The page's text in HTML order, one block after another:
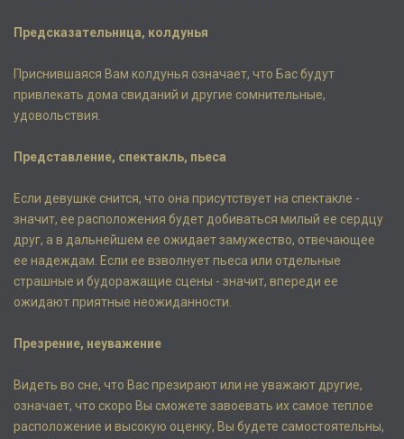
Предсказательница, колдунья
Приснившаяся Вам колдунья означает, что Бас будут
привлекать дома свиданий и другие сомнительные,
удовольствия.
Представление, спектакль, пьеса
Если девушке снится, что она присутствует на спектакле -
значит, ее расположения будет добиваться милый ее сердцу
друг, а в дальнейшем ее ожидает замужество, отвечающее
ее надеждам. Если ее взволнует пьеса или отдельные
страшные и будоражащие сцены - значит, впереди ее
ожидают приятные неожиданности.
Презрение, неуважение
Видеть во сне, что Вас презирают или не уважают другие,
означает, что скоро Вы сможете завоевать их самое теплое
расположение и высокую оценку, Вы будете самостоятельны,